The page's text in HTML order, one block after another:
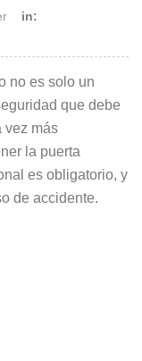
in:
no es solo un
que debe
vez más
la puerta
es obligatorio, y
de accidente.